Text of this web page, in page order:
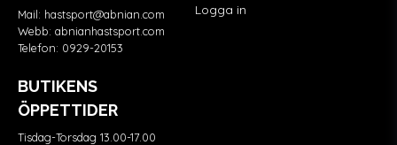
Mail: hastsport@abnian.com
Webb: abnianhastsport.com
Telefon: 0929-20153
BUTIKENS
ÖPPETTIDER
Tisdag-Torsdag 13.00-17.00
Logga in